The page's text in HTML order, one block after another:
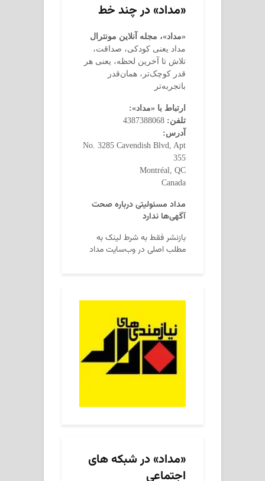
«مداد» در چند خط
«مداد»، مجله آنلاین مونترال
مداد یعنی کودکی، صداقت،
تلاش تا آخرین لحظه، یعنی هر
قدر کوچک‌تر، همان‌قدر
باتجربه‌تر
ارتباط با «مداد»:
تلفن:
آدرس:
No. 3285 Cavendish Blvd, Apt
355
Montréal, QC
Canada
مداد مسئولیتی درباره صحت
آگهی‌ها ندارد
بازنشر فقط به شرط لینک به
مطلب اصلی در وب‌سایت مداد
«مداد» در شبکه های
اجتماعی